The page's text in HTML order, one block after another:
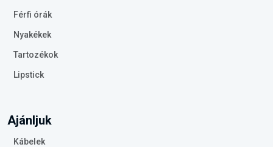
Férfi órák
Nyakékek
Tartozékok
Lipstick
Ajánljuk
Kábelek